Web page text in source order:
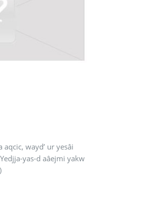
wayd’ ur yesâi
yas-d aâejmi yakw